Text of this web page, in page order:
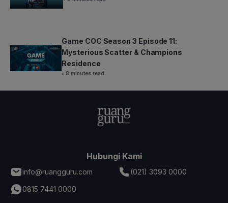
Game COC Season 3 Episode 11:
Mysterious Scatter & Champions
Residence
• 8 minutes read
Hubungi Kami
info@ruangguru.com
(021) 3093 0000
0815 7441 0000